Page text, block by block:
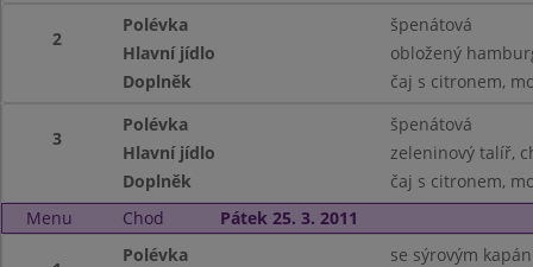
2
Polévka
špenátová
Hlavní jídlo
obložený
Doplněk
čaj s citronem,
3
Polévka
špenátová
Hlavní jídlo
zeleninový talíř,
Doplněk
čaj s citronem,
Menu
Chod Pátek 25. 3. 2011
Polévka
se sýrovým